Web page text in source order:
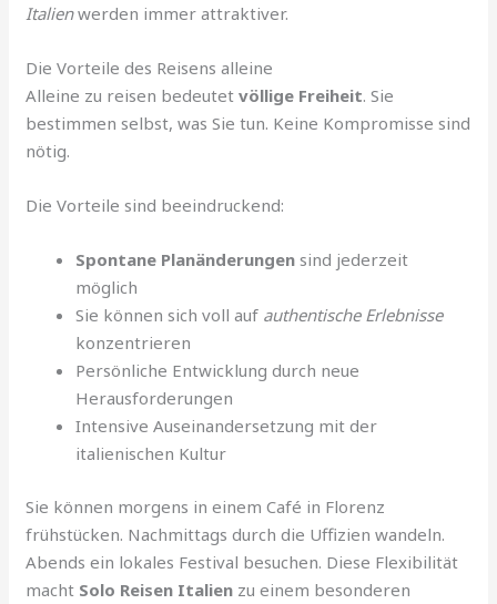
Italienwerden immer attraktiver.
Die Vorteile des Reisens alleine
Alleine zu reisen bedeutetvöllige Freiheit. Sie
bestimmen selbst, was Sie tun. Keine Kompromisse sind
nötig.
Die Vorteile sind beeindruckend:
Spontane Planänderungen sind jederzeit
möglich
Sie können sich voll auf authentische Erlebnisse
konzentrieren
Persönliche Entwicklung durch neue
Herausforderungen
Intensive Auseinandersetzung mit der
italienischen Kultur
Sie können morgens in einem Café in Florenz
frühstücken. Nachmittags durch die Uffizien wandeln.
Abends ein lokales Festival besuchen. Diese Flexibilität
macht Solo Reisen Italien zu einem besonderen